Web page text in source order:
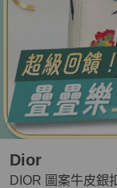
DIOR 圖案牛皮銀
Dior